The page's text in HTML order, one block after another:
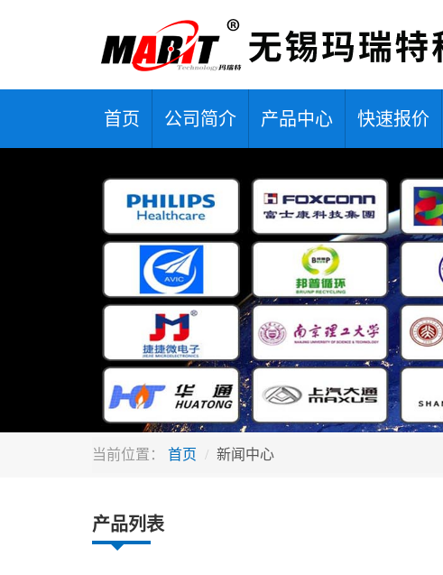
首页 公司简介 产品中心 快速报价
当前位置： 首页 新闻中心
产品列表